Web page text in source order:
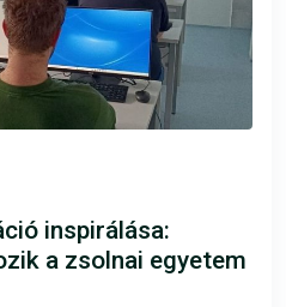
inspirálása:
a zsolnai egyetem